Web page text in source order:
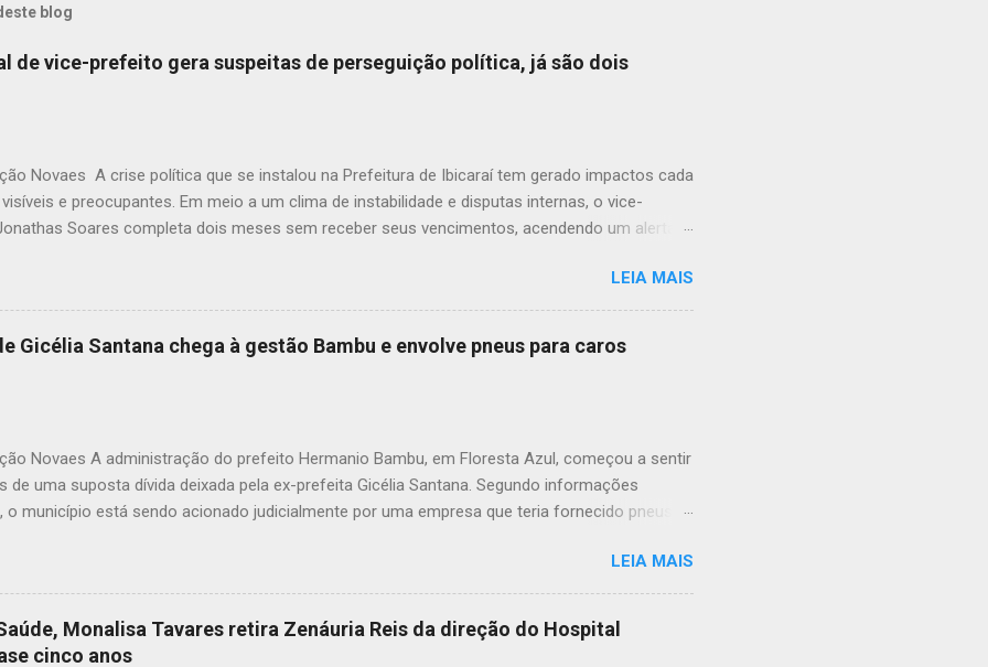
blog
de vice-prefeito gera suspeitas de perseguição política, já são dois
Novaes A crise política que se instalou na Prefeitura de Ibicaraí tem gerado impactos cada
e preocupantes. Em meio a um clima de instabilidade e disputas internas, o vice-
Soares completa dois meses sem receber seus vencimentos, acendendo um alerta
a prefeita Monalisa Tavares e seu vice já não é segredo para a população. O que começou
distanciamento político se transformou em uma verdadeira ruptura institucional. A prefeita
segundo fontes próximas à gestão, tem adotado uma postura cada vez mais hostil
ao vice-prefeito, e o atraso salarial pode ser reflexo direto dessa deterioração no
LEIA MAIS
Gicélia Santana chega à gestão Bambu e envolve pneus para caros
Novaes A administração do prefeito Hermanio Bambu, em Floresta Azul, começou a sentir
de uma suposta dívida deixada pela ex-prefeita Gicélia Santana. Segundo informações
o município está sendo acionado judicialmente por uma empresa que teria fornecido pneus
pela ex-gestão, corresponde à Nota Fiscal nº 1553641, vinculada ao contrato 020/2024, no
15.148,00. A empresa, alegando não ter recebido o pagamento pelos produtos entregues,
com ação judicial cobrando a quantia diretamente do município, o que acaba impactando a
Ainda segundo as informações levantadas, a nota não foi registrada sequer em
LEIA MAIS
Monalisa Tavares retira Zenáuria Reis da direção do Hospital
cinco anos